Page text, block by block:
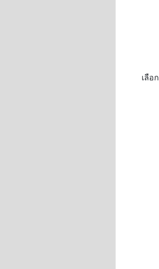
เลือก